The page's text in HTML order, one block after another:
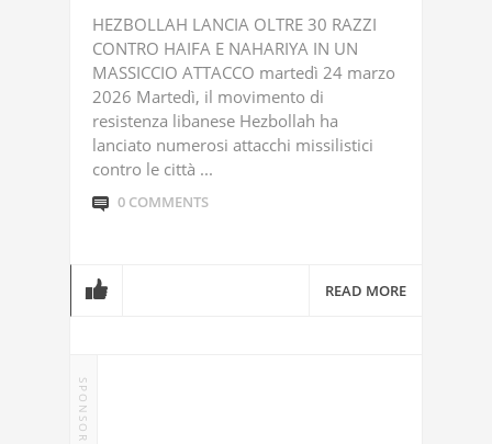
HEZBOLLAH LANCIA OLTRE 30 RAZZI
CONTRO HAIFA E NAHARIYA IN UN
MASSICCIO ATTACCO martedì 24 marzo
2026 Martedì, il movimento di
resistenza libanese Hezbollah ha
lanciato numerosi attacchi missilistici
contro le città ...
0 COMMENTS
READ MORE
SPONSOR